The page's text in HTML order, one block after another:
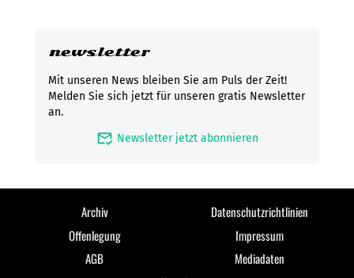
newsletter
Mit unseren News bleiben Sie am Puls der Zeit!
Melden Sie sich jetzt für unseren gratis Newsletter
an.
mark_email_read Newsletter jetzt abonnieren
Archiv
Datenschutzrichtlinien
Offenlegung
Impressum
AGB
Mediadaten